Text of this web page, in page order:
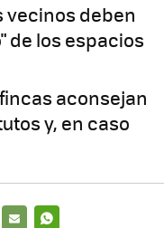
vecinos deben
de los espacios
aconsejan
y, en caso